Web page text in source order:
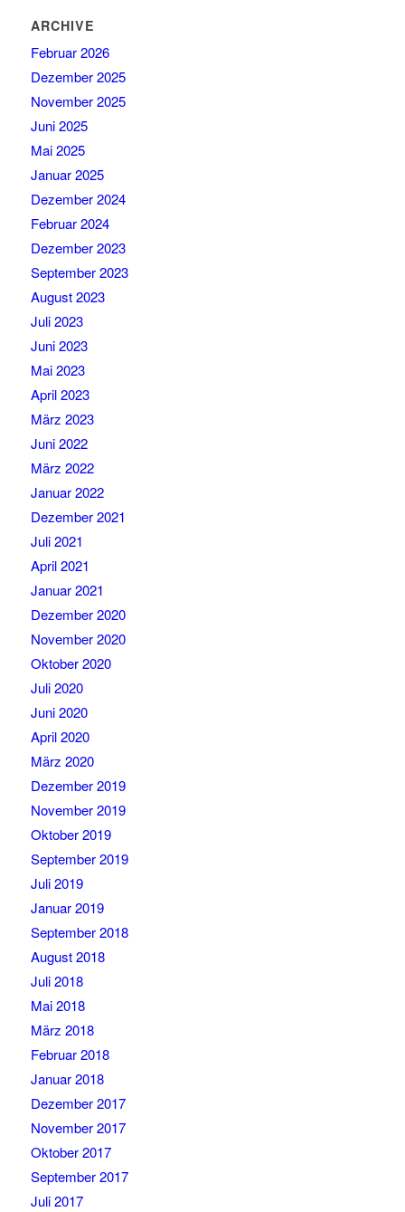
ARCHIVE
Februar 2026
Dezember 2025
November 2025
Juni 2025
Mai 2025
Januar 2025
Dezember 2024
Februar 2024
Dezember 2023
September 2023
August 2023
Juli 2023
Juni 2023
Mai 2023
April 2023
März 2023
Juni 2022
März 2022
Januar 2022
Dezember 2021
Juli 2021
April 2021
Januar 2021
Dezember 2020
November 2020
Oktober 2020
Juli 2020
Juni 2020
April 2020
März 2020
Dezember 2019
November 2019
Oktober 2019
September 2019
Juli 2019
Januar 2019
September 2018
August 2018
Juli 2018
Mai 2018
März 2018
Februar 2018
Januar 2018
Dezember 2017
November 2017
Oktober 2017
September 2017
Juli 2017